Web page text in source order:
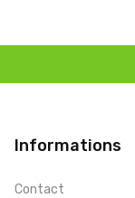
Informations
Contact